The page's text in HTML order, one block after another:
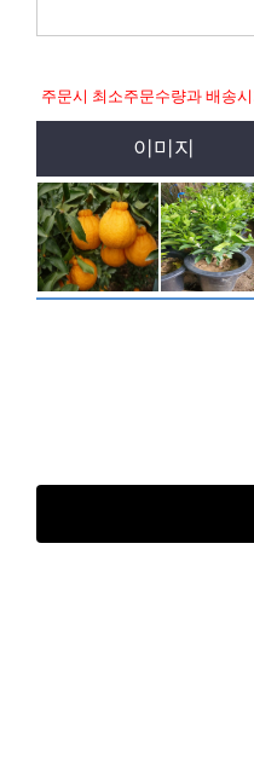
주문시 최소주문수량과 배송
이미지